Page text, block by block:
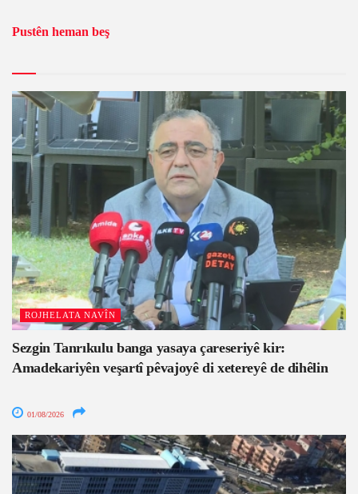
Pustên heman beş
ROJHELATA NAVÎN
Sezgin Tanrıkulu banga yasaya çareseriyê kir:
Amadekariyên veşartî pêvajoyê di xetereyê de dihêlin
01/08/2026